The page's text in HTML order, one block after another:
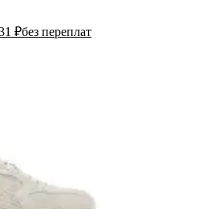
₽без переплат